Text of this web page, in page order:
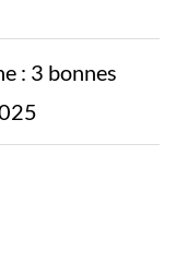
: 3 bonnes